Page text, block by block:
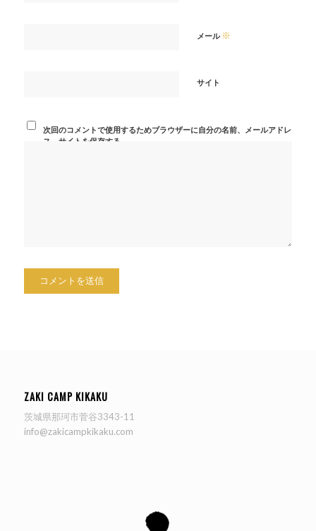
メール ※
サイト
次回のコメントで使用するためブラウザーに自分の名前、メールアドレ
ス、サイトを保存する。
ZAKI CAMP KIKAKU
茨城県那珂市菅谷3343-11
info@zakicampkikaku.com